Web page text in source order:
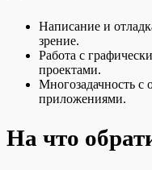
Написание и
зрение.
Работа с
проектами.
Многозадачность
приложениями.
На что